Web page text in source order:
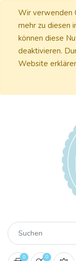
Wir verwenden
mehr zu diesen
können diese
deaktivieren.
Website
0 0